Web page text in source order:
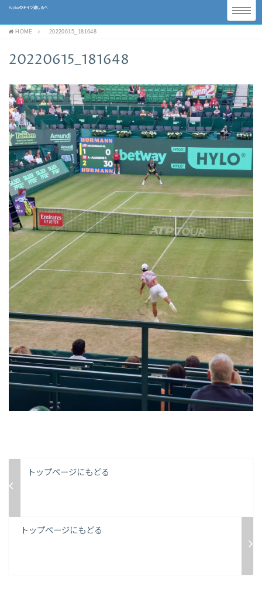
Fujikoのドイツ道しるべ
HOME 20220615_181648
20220615_181648
トップページにもどる
トップページにもどる